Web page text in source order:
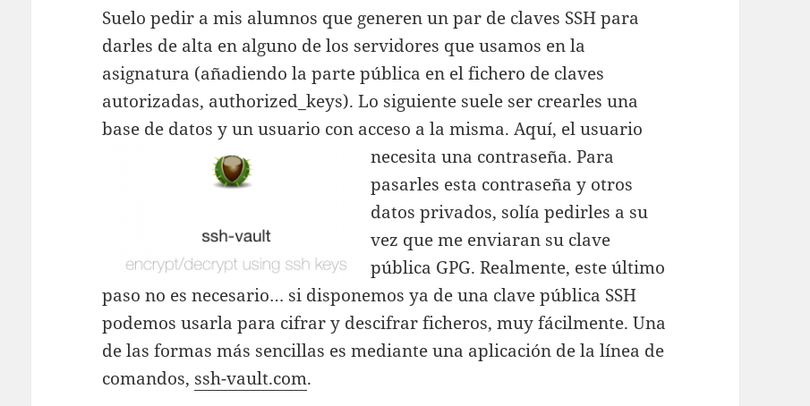
Suelo pedir a mis alumnos que generen un par de claves SSH para
darles de alta en alguno de los servidores que usamos en la
asignatura (añadiendo la parte pública en el fichero de claves
autorizadas, authorized_keys). Lo siguiente suele ser crearles una
base de datos y un usuario con acceso a la misma. Aquí, el usuario
necesita una contraseña. Para
pasarles esta contraseña y otros
datos privados, solía pedirles a su
vez que me enviaran su clave
pública GPG. Realmente, este último
paso no es necesario… si disponemos ya de una clave pública SSH
podemos usarla para cifrar y descifrar ficheros, muy fácilmente. Una
de las formas más sencillas es mediante una aplicación de la línea de
comandos, ssh-vault.com.